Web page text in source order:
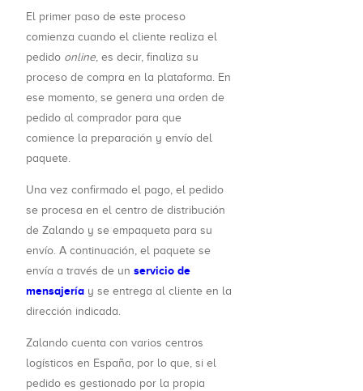
El primer paso de este proceso
comienza cuando el cliente realiza el
pedido online, es decir, finaliza su
proceso de compra en la plataforma. En
ese momento, se genera una orden de
pedido al comprador para que
comience la preparación y envío del
paquete.
Una vez confirmado el pago, el pedido
se procesa en el centro de distribución
de Zalando y se empaqueta para su
envío. A continuación, el paquete se
envía a través de un servicio de
mensajería y se entrega al cliente en la
dirección indicada.
Zalando cuenta con varios centros
logísticos en España, por lo que, si el
pedido es gestionado por la propia